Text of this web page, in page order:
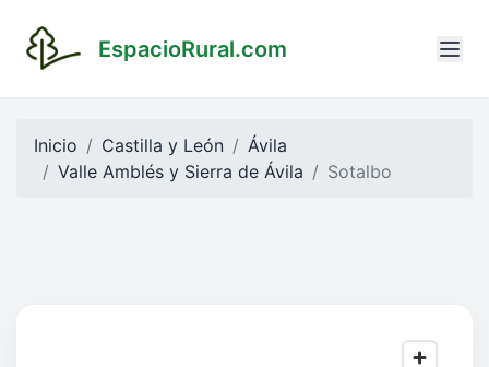
EspacioRural.com
Inicio Castilla y León
Ávila
Valle Amblés y Sierra de Ávila
Sotalbo